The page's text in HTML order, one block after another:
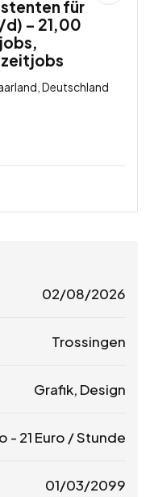
für
– 21,00
Deutschland
02/08/2026
Trossingen
Grafik, Design
- 21 Euro / Stunde
01/03/2099